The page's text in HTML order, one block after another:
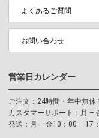
よくあるご質問
お問い合わせ
営業日カレンダー
ご注文：24時間・年中無休
カスタマーサポート：月 –
発送：月 – 金10：00 – 17